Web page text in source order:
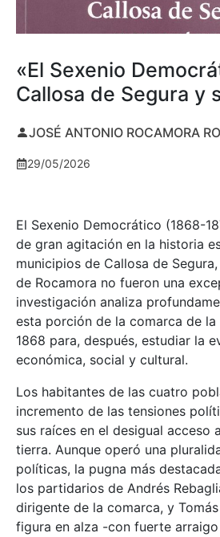
«El Sexenio
Callosa de Segura y
JOSÉ ANTONIO ROCAMORA
29/05/2026
El Sexenio Democrático (1868-
de gran agitación en la historia
municipios de Callosa de
de Rocamora no fueron una
investigación analiza
esta porción de la comarca de la
1868 para, después, estudiar la
económica, social y cultural.
Los habitantes de las cuatro
incremento de las tensiones
sus raíces en el desigual acceso
tierra. Aunque operó una
políticas, la pugna más
los partidarios de Andrés
dirigente de la comarca, y
figura en alza -con fuerte